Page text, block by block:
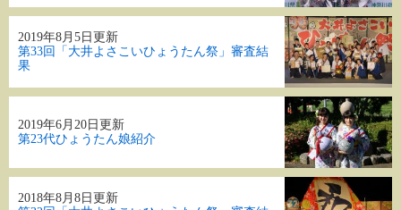
2019年8月5日更新
第33回「大井よさこいひょうたん祭」審査結
果
2019年6月20日更新
第23代ひょうたん娘紹介
2018年8月8日更新